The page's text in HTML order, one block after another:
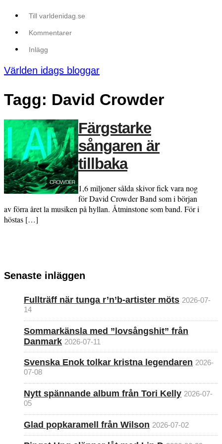
Till varldenidag.se
Kommentarer
Inlägg
Världen idags bloggar
Tagg: David Crowder
Färgstarke
sångaren är
tillbaka
1,6 miljoner sålda skivor fick vara nog
för David Crowder Band som i början
av förra året la musiken på hyllan. Åtminstone som band. För i
höstas […]
Senaste inläggen
Fullträff när tunga r’n’b-artister möts 2026-07-
14
Sommarkänsla med ”lovsångshit” från
Danmark 2026-07-11
Svenska Enok tolkar kristna legendaren 2026-
07-08
Nytt spännande album från Tori Kelly 2026-07-
05
Glad popkaramell från Wilson 2026-07-02